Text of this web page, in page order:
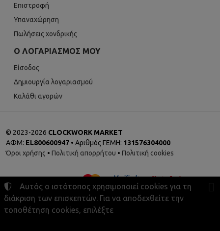
Επιστροφή
Υπαναχώρηση
Πωλήσεις χονδρικής
Ο ΛΟΓΑΡΙΑΣΜΌΣ ΜΟΥ
Είσοδος
Δημιουργία λογαριασμού
Καλάθι αγορών
© 2023-2026 CLOCKWORK MARKET
ΑΦΜ: EL800600947 • Αριθμός ΓΕΜΗ: 131576304000
Όροι χρήσης • Πολιτική απορρήτου • Πολιτική cookies
Αυτός ο ιστότοπος χρησιμοποιεί cookies για τη
διάκριση των επισκεπτών. Για να αποδεχθείτε την
τοποθέτηση cookies, επιλέξτε